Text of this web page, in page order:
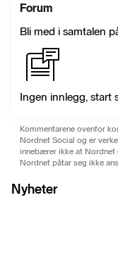
Forum
Bli med i samtalen
Ingen innlegg, start
Kommentarene ovenfor
Nordnet Social og er
innebærer ikke at Nordnet
Nordnet påtar seg ikke
Nyheter